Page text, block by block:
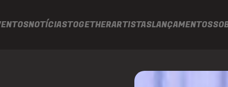
NOTÍCIASTOGETHERARTISTASLANÇAMENTOS